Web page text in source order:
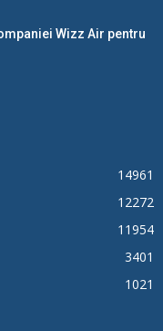
Wizz Air pentru
14961
12272
11954
3401
1021